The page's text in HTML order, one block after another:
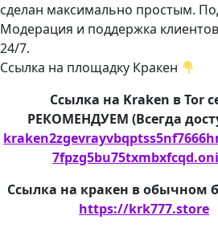
сделан максимально простым.
Модерация и поддержка
24/7.
Ссылка на площадку Кракен
Ссылка на Kraken в Tor
РЕКОМЕНДУЕМ (Всегда
Ссылка на кракен в обычном
https://krk777.store